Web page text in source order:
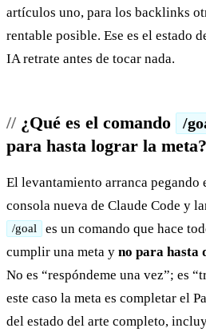
artículos uno, para los backlinks
rentable posible. Ese es el estado
IA retrate antes de tocar nada.
¿Qué es el comando /
para hasta lograr la meta?
El levantamiento arranca pegando
consola nueva de Claude Code y
/goal
es un comando que hace
cumplir una meta y no para hasta
No es “respóndeme una vez”; es
este caso la meta es completar el
del estado del arte completo,